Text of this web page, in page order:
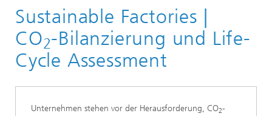
Leistungen
Sustainable Factories |
CO2-Bilanzierung und Life-
Cycle Assessment
Unternehmen stehen vor der Herausforderung, CO2-